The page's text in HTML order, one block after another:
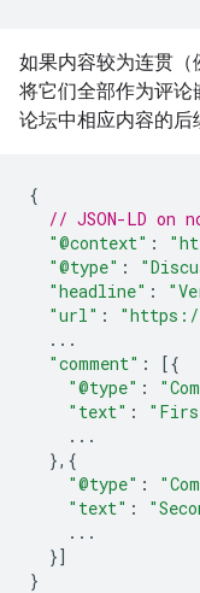
如果内容较为连贯
将它们全部作为评
论坛中相应内容的后
{
// JSON-LD on
"@context" :
"@type" :
"headline" :
"url" :
"https://
...
"comment" :
[{
"@type" :
"text" :
...
},{
"@type" :
"text" :
...
}]
}